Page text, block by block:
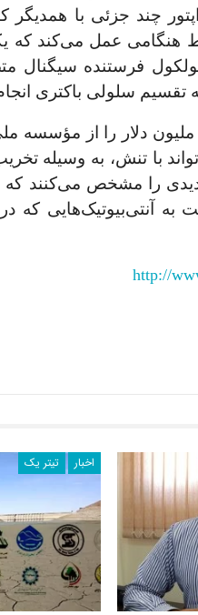
چند جزئی با همدیگر
هنگامی عمل می‌کند که
فرستنده سیگنال
تقسیم سلولی باکتری
مؤسسه
تواند با تنش، به وسیله
را مشخص میکنند
به آنتیبیوتیکهایی که
اخبار تیتر یک